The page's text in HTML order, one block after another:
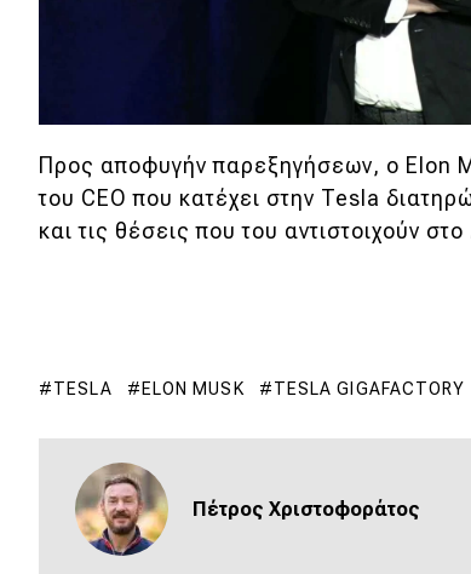
Οδηγός αγοράς
Συμβουλές
eDRIVE
Προς αποφυγήν παρεξηγήσεων, ο Elon
του CEO που κατέχει στην Tesla
και τις θέσεις που του αντιστοιχούν
TESLA ELON MUSK TESLA GIGAFACTORY
Πέτρος Χριστοφοράτος